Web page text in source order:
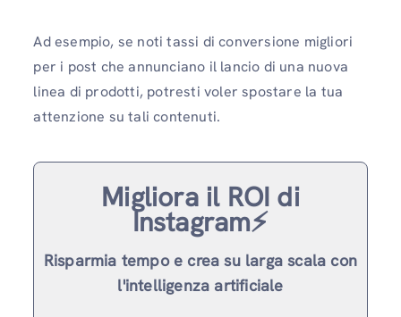
Ad esempio, se noti tassi di conversione migliori
per i post che annunciano il lancio di una nuova
linea di prodotti, potresti voler spostare la tua
attenzione su tali contenuti.
Migliora il ROI di
Instagram⚡️
Risparmia tempo e crea su larga scala con
l'intelligenza artificiale